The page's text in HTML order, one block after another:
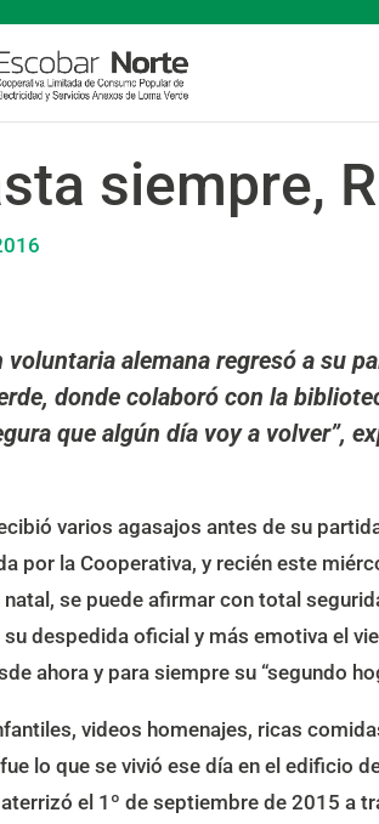
siempre,
voluntaria alemana regresó a su
donde colaboró con la
que algún día voy a volver”,
varios agasajos antes de su
por la Cooperativa, y recién este
natal, se puede afirmar con total
despedida oficial y más emotiva el
ahora y para siempre su “segundo
videos homenajes, ricas
lo que se vivió ese día en el edificio
el 1º de septiembre de 2015 a